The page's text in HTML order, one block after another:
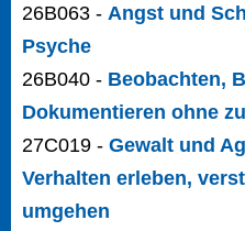
26B063 - Angst und
Psyche
26B040 - Beobachten,
Dokumentieren ohne
27C019 - Gewalt und
Verhalten erleben,
umgehen